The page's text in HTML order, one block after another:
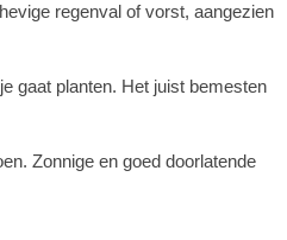
regenval of vorst, aangezien
gaat planten. Het juist bemesten
Zonnige en goed doorlatende